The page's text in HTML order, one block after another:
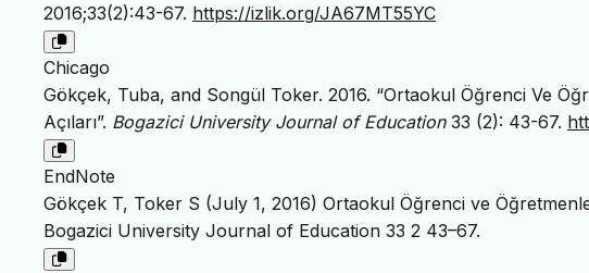
2016;33(2):43-67. https://izlik.org/JA67MT55YC
Chicago
Gökçek, Tuba, and Songül Toker. 2016. “Ortaokul Öğrenci Ve
Açıları”. Bogazici University Journal of Education33 (2): 43-67.
EndNote
Gökçek T, Toker S (July 1, 2016) Ortaokul Öğrenci ve
Bogazici University Journal of Education 33 2 43–67.